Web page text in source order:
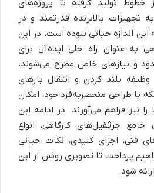
خطوط تولید گرفته تا پروژه‌های
تجهیزات بالابرنده قدرتمند و در
اندازه حیاتی نبوده است. در این
به عنوان راه حلی ایده‌آل برای
و نیازهای خاص مطرح می‌شوند.
بلند کردن و انتقال بارهای
با طراحی منحصربه‌فرد خود، امکان
نیز فراهم می‌آورند. در ادامه این
جرثقیل‌های کارگاهی، انواع
فنی، اجزای کلیدی، نکات حیاتی
پرداخت تا تصویری روشن از این
شود.